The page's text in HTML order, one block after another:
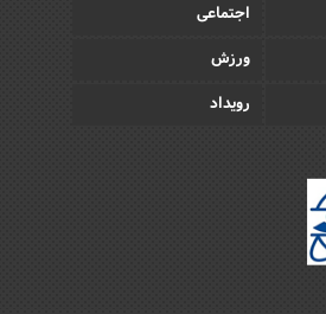
اجتماعی
ورزش
رویداد